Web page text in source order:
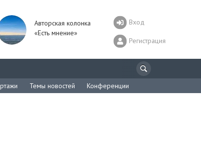
Авторская колонка
«Есть мнение»
Вход
Регистрация
Темы новостей Конференции